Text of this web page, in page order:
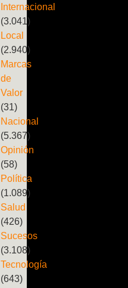
Internacional
(3.041)
Local
(2.940)
Marcas
de
Valor
(31)
Nacional
(5.367)
Opinión
(58)
Política
(1.089)
Salud
(426)
Sucesos
(3.108)
Tecnología
(643)